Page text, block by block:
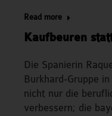
Kaufbeuren
Die Spanierin
Burkhard-Gruppe
nicht nur die
verbessern; die
Read more